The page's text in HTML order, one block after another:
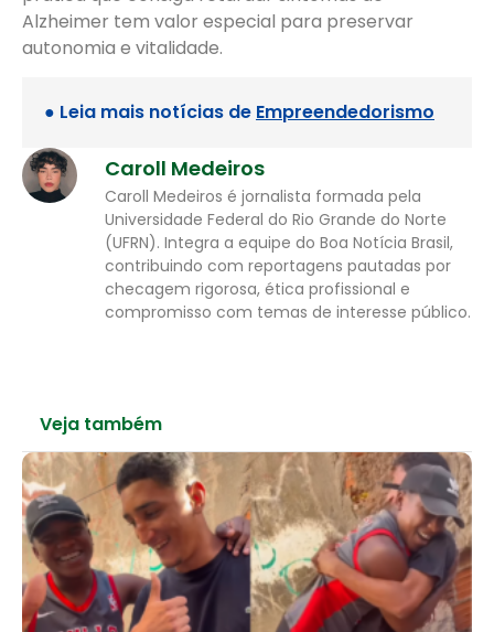
Alzheimer tem valor especial para preservar
autonomia e vitalidade.
● Leia mais notícias de Empreendedorismo
Caroll Medeiros
Caroll Medeiros é jornalista formada pela
Universidade Federal do Rio Grande do Norte
(UFRN). Integra a equipe do Boa Notícia Brasil,
contribuindo com reportagens pautadas por
checagem rigorosa, ética profissional e
compromisso com temas de interesse público.
Veja também